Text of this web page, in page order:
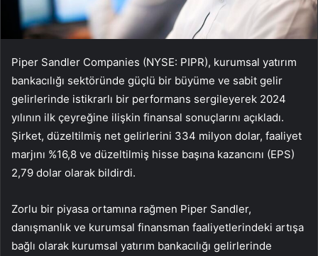
Piper Sandler Companies (NYSE: PIPR), kurumsal yatırım
bankacılığı sektöründe güçlü bir büyüme ve sabit gelir
gelirlerinde istikrarlı bir performans sergileyerek 2024
yılının ilk çeyreğine ilişkin finansal sonuçlarını açıkladı.
Şirket, düzeltilmiş net gelirlerini 334 milyon dolar, faaliyet
marjını %16,8 ve düzeltilmiş hisse başına kazancını (EPS)
2,79 dolar olarak bildirdi.
Zorlu bir piyasa ortamına rağmen Piper Sandler,
danışmanlık ve kurumsal finansman faaliyetlerindeki artışa
bağlı olarak kurumsal yatırım bankacılığı gelirlerinde